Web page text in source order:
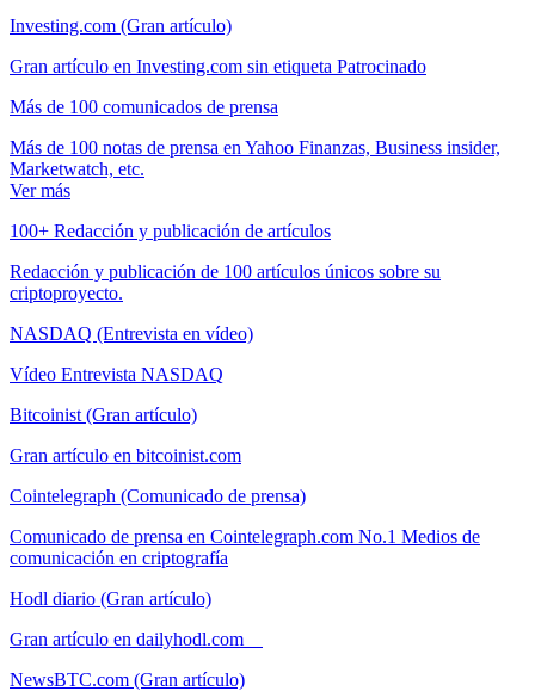
Investing.com (Gran artículo)
Gran artículo en Investing.com sin etiqueta Patrocinado
Más de 100 comunicados de prensa
Más de 100 notas de prensa en Yahoo Finanzas, Business insider,
Marketwatch, etc.
Ver más
100+ Redacción y publicación de artículos
Redacción y publicación de 100 artículos únicos sobre su
criptoproyecto.
NASDAQ (Entrevista en vídeo)
Vídeo Entrevista NASDAQ
Bitcoinist (Gran artículo)
Gran artículo en bitcoinist.com
Cointelegraph (Comunicado de prensa)
Comunicado de prensa en Cointelegraph.com No.1 Medios de
comunicación en criptografía
Hodl diario (Gran artículo)
Gran artículo en dailyhodl.com
NewsBTC.com (Gran artículo)